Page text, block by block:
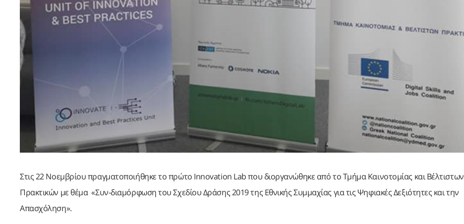
Στις 22 Νοεμβρίου πραγματοποιήθηκε το πρώτο Innovation Lab που διοργανώθηκε από το Τμήμα Καινοτομίας και Βέλτιστων
Πρακτικών με θέμα «Συν-διαμόρφωση του Σχεδίου Δράσης 2019 της Εθνικής Συμμαχίας για τις Ψηφιακές Δεξιότητες και την
Απασχόληση».